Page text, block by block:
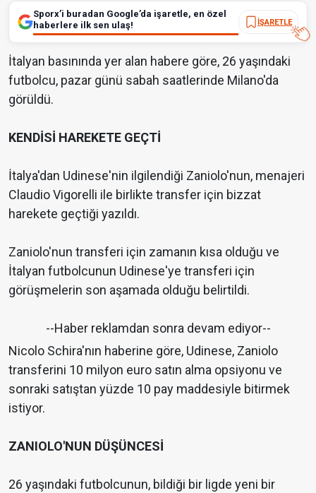
Sporx’i buradan Google’da işaretle, en özel
haberlere ilk sen ulaş!
İŞARETLE
İtalyan basınında yer alan habere göre, 26 yaşındaki
futbolcu, pazar günü sabah saatlerinde Milano'da
görüldü.
KENDİSİ HAREKETE GEÇTİ
İtalya'dan Udinese'nin ilgilendiği Zaniolo'nun, menajeri
Claudio Vigorelli ile birlikte transfer için bizzat
harekete geçtiği yazıldı.
Zaniolo'nun transferi için zamanın kısa olduğu ve
İtalyan futbolcunun Udinese'ye transferi için
görüşmelerin son aşamada olduğu belirtildi.
--Haber reklamdan sonra devam ediyor--
Nicolo Schira'nın haberine göre, Udinese, Zaniolo
transferini 10 milyon euro satın alma opsiyonu ve
sonraki satıştan yüzde 10 pay maddesiyle bitirmek
istiyor.
ZANIOLO'NUN DÜŞÜNCESİ
26 yaşındaki futbolcunun, bildiği bir ligde yeni bir